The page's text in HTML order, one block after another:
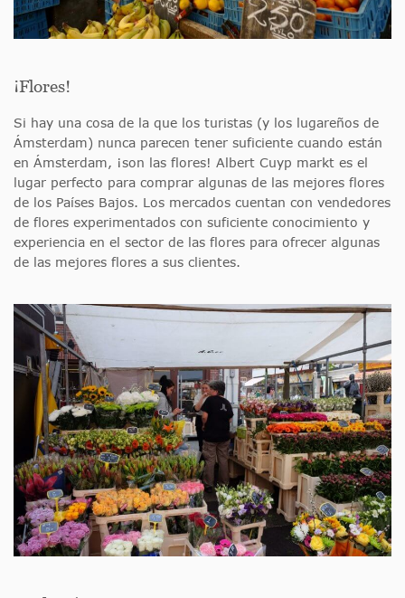
¡Flores!
Si hay una cosa de la que los turistas (y los lugareños de
Ámsterdam) nunca parecen tener suficiente cuando están
en Ámsterdam, ¡son las flores! Albert Cuyp markt es el
lugar perfecto para comprar algunas de las mejores flores
de los Países Bajos. Los mercados cuentan con vendedores
de flores experimentados con suficiente conocimiento y
experiencia en el sector de las flores para ofrecer algunas
de las mejores flores a sus clientes.